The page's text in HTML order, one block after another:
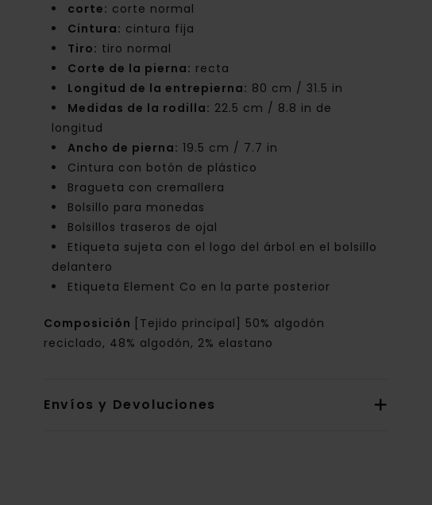
corte: corte normal
Cintura: cintura fija
Tiro: tiro normal
Corte de la pierna: recta
Longitud de la entrepierna: 80 cm / 31.5 in
Medidas de la rodilla: 22.5 cm / 8.8 in de
longitud
Ancho de pierna: 19.5 cm / 7.7 in
Cintura con botón de plástico
Bragueta con cremallera
Bolsillo para monedas
Bolsillos traseros de ojal
Etiqueta sujeta con el logo del árbol en el bolsillo
delantero
Etiqueta Element Co en la parte posterior
Composición
[Tejido principal] 50% algodón
reciclado, 48% algodón, 2% elastano
Envíos y Devoluciones